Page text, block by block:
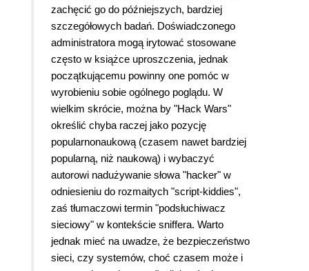
zachęcić go do późniejszych, bardziej
szczegółowych badań. Doświadczonego
administratora mogą irytować stosowane
często w książce uproszczenia, jednak
początkującemu powinny one pomóc w
wyrobieniu sobie ogólnego poglądu. W
wielkim skrócie, można by "Hack Wars"
określić chyba raczej jako pozycję
popularnonaukową (czasem nawet bardziej
popularną, niż naukową) i wybaczyć
autorowi nadużywanie słowa "hacker" w
odniesieniu do rozmaitych "script-kiddies",
zaś tłumaczowi termin "podsłuchiwacz
sieciowy" w kontekście sniffera. Warto
jednak mieć na uwadze, że bezpieczeństwo
sieci, czy systemów, choć czasem może i